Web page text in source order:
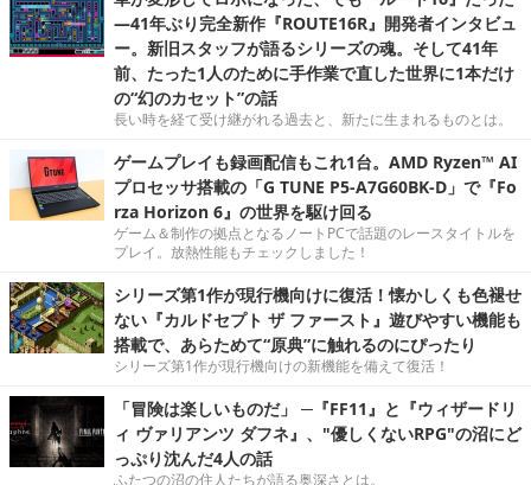
―41年ぶり完全新作『ROUTE16R』開発者インタビュ
ー。新旧スタッフが語るシリーズの魂。そして41年
前、たった1人のために手作業で直した世界に1本だけ
の“幻のカセット”の話
長い時を経て受け継がれる過去と、新たに生まれるものとは。
ゲームプレイも録画配信もこれ1台。AMD Ryzen™ AI
プロセッサ搭載の「G TUNE P5-A7G60BK-D」で『Fo
rza Horizon 6』の世界を駆け回る
ゲーム＆制作の拠点となるノートPCで話題のレースタイトルを
プレイ。放熱性能もチェックしました！
シリーズ第1作が現行機向けに復活！懐かしくも色褪せ
ない『カルドセプト ザ ファースト』遊びやすい機能も
搭載で、あらためて“原典”に触れるのにぴったり
シリーズ第1作が現行機向けの新機能を備えて復活！
「冒険は楽しいものだ」 ─『FF11』と『ウィザードリ
ィ ヴァリアンツ ダフネ』、"優しくないRPG"の沼にど
っぷり沈んだ4人の話
ふたつの沼の住人たちが語る奥深さとは。